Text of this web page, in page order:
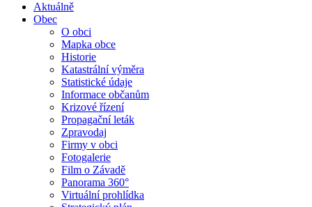
Aktuálně
Obec
O obci
Mapka obce
Historie
Katastrální výměra
Statistické údaje
Informace občanům
Krizové řízení
Propagační leták
Zpravodaj
Firmy v obci
Fotogalerie
Film o Závadě
Panorama 360°
Virtuální prohlídka